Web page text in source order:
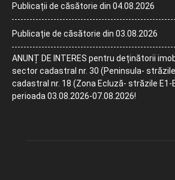
Publicații de căsătorie din 04.08.2026
Publicație de căsătorie din 03.08.2026
ANUNȚ DE INTERES pentru deținătorii
sector cadastral nr. 30 (Peninsula-
cadastral nr. 18 (Zona Ecluză- străzile E1-
perioada 03.08.2026-07.08.2026!